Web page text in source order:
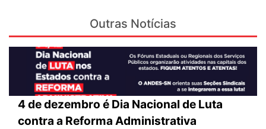
Outras Notícias
4 de dezembro é Dia Nacional de Luta
contra a Reforma Administrativa